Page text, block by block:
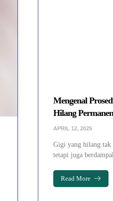
Mengenal
Hilang Permanen
APRIL 12, 2025
Gigi yang hilang tak
tetapi juga
Read More